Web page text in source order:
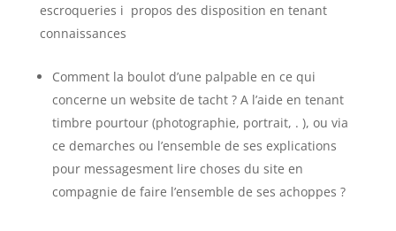
escroqueries i propos des disposition en tenant
connaissances
Comment la boulot d’une palpable en ce qui
concerne un website de tacht ? A l’aide en tenant
timbre pourtour (photographie, portrait, . ), ou via
ce demarches ou l’ensemble de ses explications
pour messagesment lire choses du site en
compagnie de faire l’ensemble de ses achoppes ?